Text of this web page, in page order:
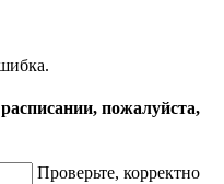
пожалуйста,
Проверьте, корректно